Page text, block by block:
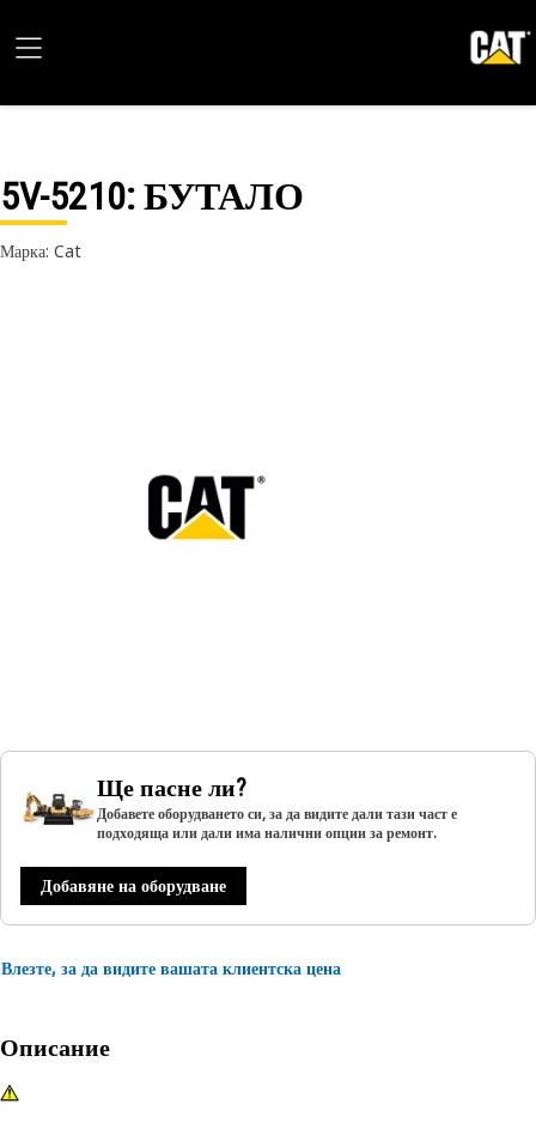
5V-5210: БУТАЛО
Марка: Cat
Ще пасне ли?
Добавете оборудването си, за да видите дали тази част е
подходяща или дали има налични опции за ремонт.
Добавяне на оборудване
Влезте, за да видите вашата клиентска цена
Описание